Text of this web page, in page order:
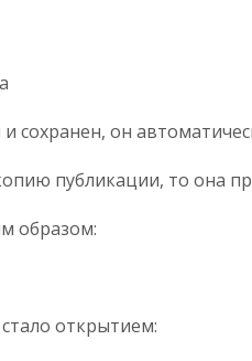
сохранен, он
публикации, то она
образом:
открытием: